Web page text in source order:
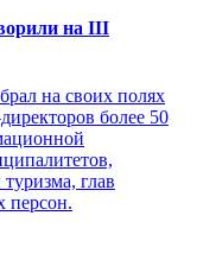
на III
на своих полях
более 50
глав
персон.